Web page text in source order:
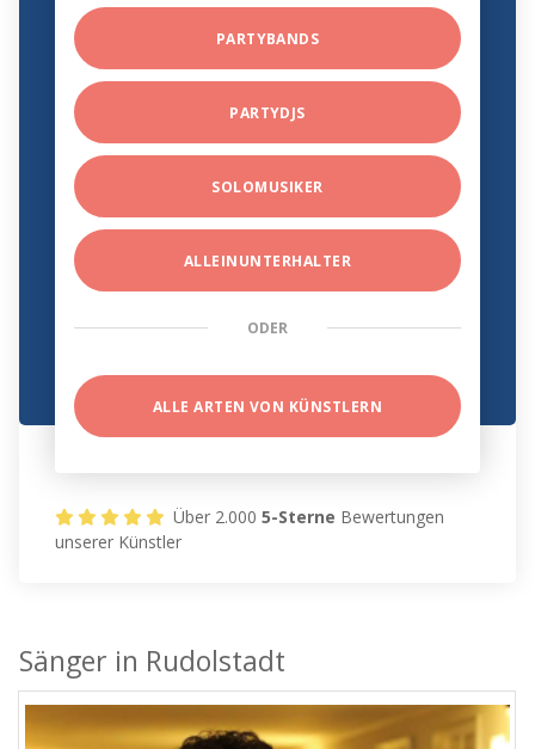
PARTYBANDS
PARTYDJS
SOLOMUSIKER
ALLEINUNTERHALTER
ODER
ALLE ARTEN VON KÜNSTLERN
Über 2.0005-Sterne Bewertungen
unserer Künstler
Sänger in Rudolstadt